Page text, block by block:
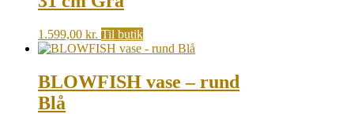
1.599,00 kr. Til butik
BLOWFISH vase – rund
Blå